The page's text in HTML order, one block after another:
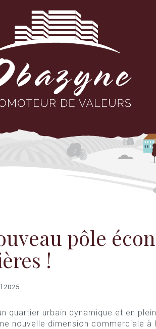
pôle
!
2025
quartier urbain dynamique et en
nouvelle dimension commerciale à